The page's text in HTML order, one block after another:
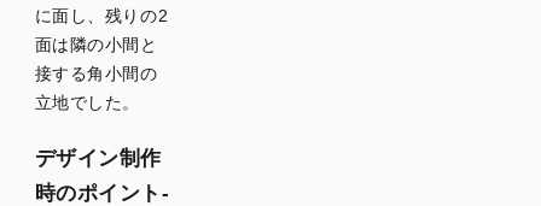
展示会
企業ブ
ースデ
制作の
まとめ
に面し、残りの2
面は隣の小間と
接する角小間の
立地でした。
デザイン制作
時のポイント-